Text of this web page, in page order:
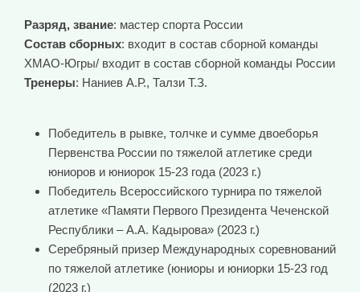
Разряд, звание: мастер спорта России
Состав сборных: входит в состав сборной команды
ХМАО-Югры/ входит в состав сборной команды России
Тренеры: Наниев А.Р., Талзи Т.З.
Победитель в рывке, толчке и сумме двоеборья
Первенства России по тяжелой атлетике среди
юниоров и юниорок 15-23 года (2023 г.)
Победитель Всероссийского турнира по тяжелой
атлетике «Памяти Первого Президента Чеченской
Республики – А.А. Кадырова» (2023 г.)
Серебряный призер Международных соревнований
по тяжелой атлетике (юниоры и юниорки 15-23 год
(2023 г.)